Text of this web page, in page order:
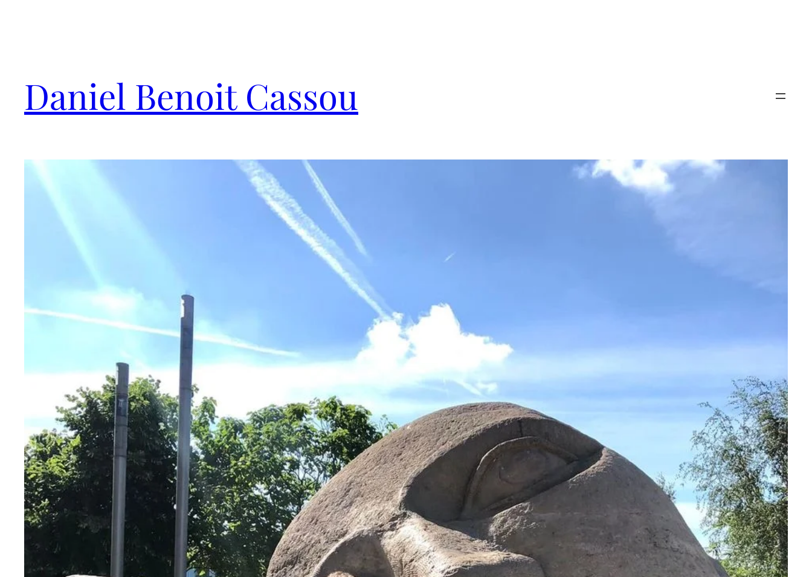
Daniel Benoit Cassou